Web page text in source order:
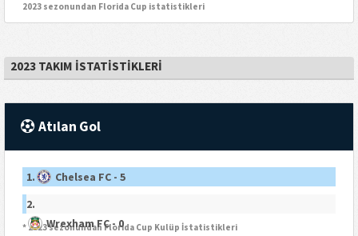
2023 sezonundan Florida Cup istatistikleri
2023 TAKIM İSTATISTIKLERI
Atılan Gol
1.
Chelsea FC - 5
2.
Wrexham FC - 0
* 2023 sezonundan Florida Cup Kulüp İstatistikleri